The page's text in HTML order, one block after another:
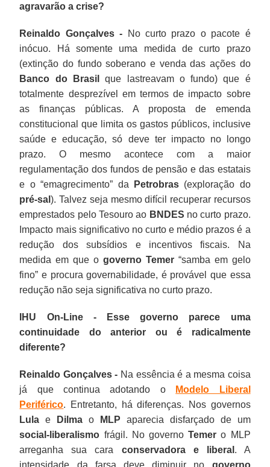
agravarão a crise?
Reinaldo Gonçalves - No curto prazo o pacote é
inócuo. Há somente uma medida de curto prazo
(extinção do fundo soberano e venda das ações do
Banco do Brasil
que lastreavam o fundo) que é
totalmente desprezível em termos de impacto sobre
as finanças públicas. A proposta de emenda
constitucional que limita os gastos públicos, inclusive
saúde e educação, só deve ter impacto no longo
prazo. O mesmo acontece com a maior
regulamentação dos fundos de pensão e das estatais
e o “emagrecimento” da
Petrobras(exploração do
pré-sal). Talvez seja mesmo difícil recuperar recursos
emprestados pelo Tesouro ao BNDES no curto prazo.
Impacto mais significativo no curto e médio prazos é a
redução dos subsídios e incentivos fiscais. Na
medida em que o governo Temer“samba em gelo
fino” e procura governabilidade, é provável que essa
redução não seja significativa no curto prazo.
IHU On-Line - Esse governo parece uma
continuidade do anterior ou é radicalmente
diferente?
Reinaldo Gonçalves - Na essência é a mesma coisa
já que continua adotando o
Modelo Liberal
Periférico. Entretanto, há diferenças. Nos governos
Lula e Dilma o MLP aparecia disfarçado de um
social-liberalismo frágil. No governoTemer o MLP
arreganha sua cara conservadora e liberal . A
intensidade da farsa deve diminuir no governo